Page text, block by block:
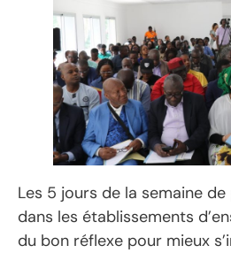
Les 5 jours de la semaine
dans les établissements
du bon réflexe pour mieux